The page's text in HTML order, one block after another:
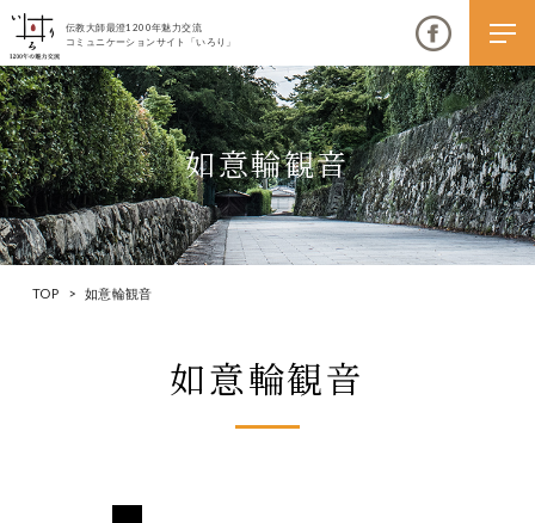
伝教大師最澄1200年魅力交流
コミュニケーションサイト「いろり」
伝教大師最澄1200年魅力交流
いろりとは
大学コラボプロジェクト
如意輪観音
TOP > 如意輪観音
如意輪観音